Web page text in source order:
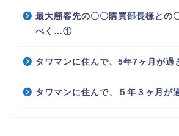
最大顧客先の〇〇購買部長様との
べく…①
タワマンに住んで、5年7ヶ月が過
タワマンに住んで、５年３ヶ月が